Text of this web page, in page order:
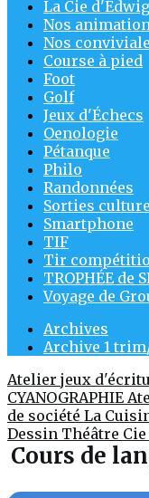
La Cie
Nos
Nos
Course à pied
Foot
Golf
Jeux d'Échecs
Oenologie
Pétanque
Philo
Randonnées
Sorties
Smartphone
TIF
Tir
TROPHÉE de
Voyage de
Archives
Archive 1
Atelier jeux
CYANOGRAPHIE
de société La
Dessin Théâtre
Cours de